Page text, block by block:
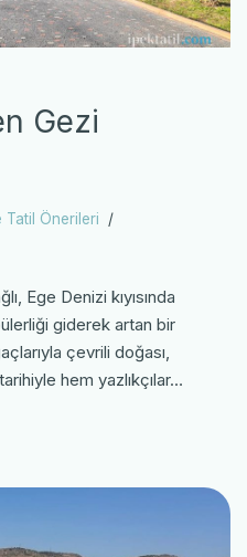
Gezi
Tatil Önerileri
Ege Denizi kıyısında
giderek artan bir
çevrili doğası,
hem yazlıkçılar…